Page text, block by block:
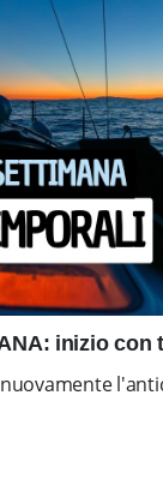
inizio con